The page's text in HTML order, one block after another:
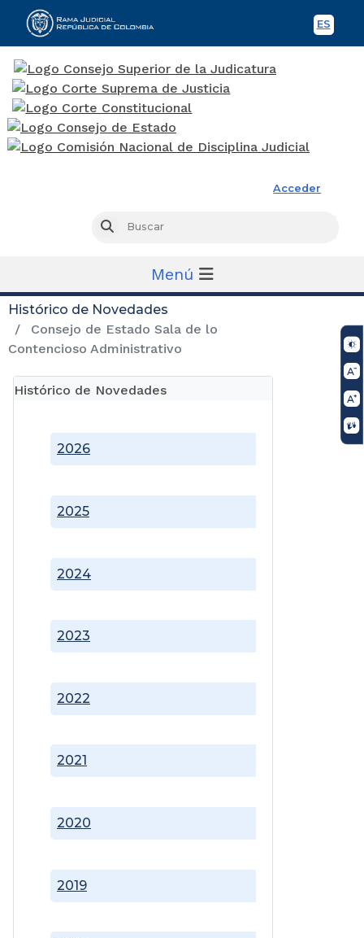
ES
Acceder
Buscar
Menú
Histórico de Novedades
Consejo de Estado Sala de lo
Contencioso Administrativo
Histórico de Novedades
2019
2020
2021
2022
2023
2024
2025
2026